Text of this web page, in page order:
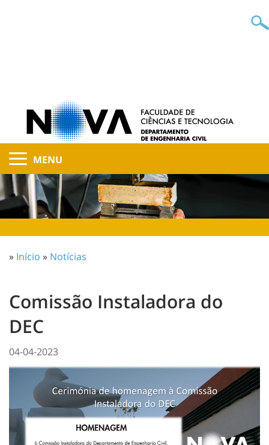
MENU
» Início » Notícias
Comissão Instaladora do
DEC
04-04-2023